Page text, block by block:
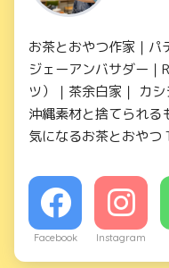
お茶とおやつ作家｜パ
ジェーアンバサダー
ツ）｜茶余白家｜ カ
沖縄素材と捨てられる
気になるお茶とおや
Facebook Instagram